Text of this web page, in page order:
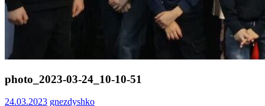
photo_2023-03-24_10-10-51
24.03.2023 gnezdyshko